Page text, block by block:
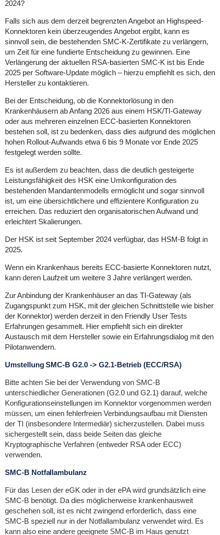
2024?
Falls sich aus dem derzeit begrenzten Angebot an Highspeed-
Konnektoren kein überzeugendes Angebot ergibt, kann es
sinnvoll sein, die bestehenden SMC-K-Zertifikate zu verlängern,
um Zeit für eine fundierte Entscheidung zu gewinnen. Eine
Verlängerung der aktuellen RSA-basierten SMC-K ist bis Ende
2025 per Software-Update möglich – hierzu empfiehlt es sich, den
Hersteller zu kontaktieren.
Bei der Entscheidung, ob die Konnektorlösung in den
Krankenhäusern ab Anfang 2026 aus einem HSK/TI-Gateway
oder aus mehreren einzelnen ECC-basierten Konnektoren
bestehen soll, ist zu bedenken, dass dies aufgrund des möglichen
hohen Rollout-Aufwands etwa 6 bis 9 Monate vor Ende 2025
festgelegt werden sollte.
Es ist außerdem zu beachten, dass die deutlich gesteigerte
Leistungsfähigkeit des HSK eine Umkonfiguration des
bestehenden Mandantenmodells ermöglicht und sogar sinnvoll
ist, um eine übersichtlichere und effizientere Konfiguration zu
erreichen. Das reduziert den organisatorischen Aufwand und
erleichtert Skalierungen.
Der HSK ist seit September 2024 verfügbar, das HSM-B folgt in
2025.
Wenn ein Krankenhaus bereits ECC-basierte Konnektoren nutzt,
kann deren Laufzeit um weitere 3 Jahre verlängert werden.
Zur Anbindung der Krankenhäuser an das TI-Gateway (als
Zugangspunkt zum HSK, mit der gleichen Schnittstelle wie bisher
der Konnektor) werden derzeit in den Friendly User Tests
Erfahrungen gesammelt. Hier empfiehlt sich ein direkter
Austausch mit dem Hersteller sowie ein Erfahrungsdialog mit den
Pilotanwendern.
Umstellung SMC-B G2.0 -> G2.1-Betrieb (ECC/RSA)
Bitte achten Sie bei der Verwendung von SMC-B
unterschiedlicher Generationen (G2.0 und G2.1) darauf, welche
Konfigurationseinstellungen im Konnektor vorgenommen werden
müssen, um einen fehlerfreien Verbindungsaufbau mit Diensten
der TI (insbesondere Intermediär) sicherzustellen. Dabei muss
sichergestellt sein, dass beide Seiten das gleiche
Kryptographische Verfahren (entweder RSA oder ECC)
verwenden.
SMC-B Notfallambulanz
Für das Lesen der eGK oder in der ePA wird grundsätzlich eine
SMC-B benötigt. Da dies möglicherweise krankenhausweit
geschehen soll, ist es nicht zwingend erforderlich, dass eine
SMC-B speziell nur in der Notfallambulanz verwendet wird. Es
kann also eine andere geeignete SMC-B im Haus genutzt